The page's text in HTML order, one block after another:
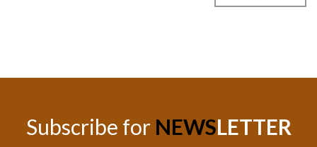
Subscribe for NEWSLETTER